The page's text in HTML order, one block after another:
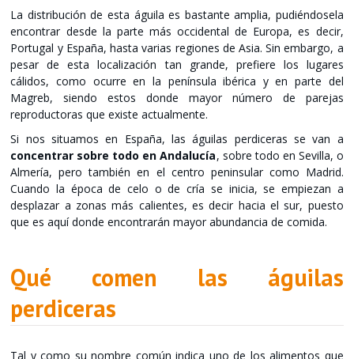
La distribución de esta águila es bastante amplia, pudiéndosela
encontrar desde la parte más occidental de Europa, es decir,
Portugal y España, hasta varias regiones de Asia. Sin embargo, a
pesar de esta localización tan grande, prefiere los lugares
cálidos, como ocurre en la península ibérica y en parte del
Magreb, siendo estos donde mayor número de parejas
reproductoras que existe actualmente.
Si nos situamos en España, las águilas perdiceras se van a
concentrar sobre todo en Andalucía, sobre todo en Sevilla, o
Almería, pero también en el centro peninsular como Madrid.
Cuando la época de celo o de cría se inicia, se empiezan a
desplazar a zonas más calientes, es decir hacia el sur, puesto
que es aquí donde encontrarán mayor abundancia de comida.
Qué comen las águilas
perdiceras
Tal y como su nombre común indica uno de los alimentos que